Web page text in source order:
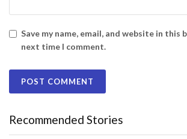
Save my name, email, and website in this
next time I comment.
Recommended Stories